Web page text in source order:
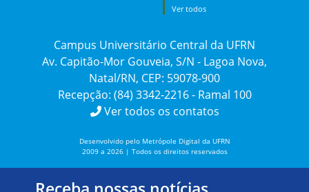
Ver todos
Campus Universitário Central da UFRN
Av. Capitão-Mor Gouveia, S/N - Lagoa Nova,
Natal/RN, CEP: 59078-900
Recepção: (84) 3342-2216 - Ramal 100
Ver todos os contatos
Desenvolvido pelo Metrópole Digital da UFRN
2009 a 2026 | Todos os direitos reservados